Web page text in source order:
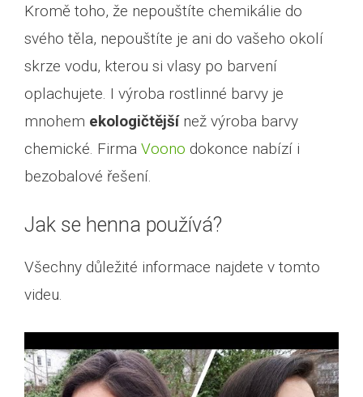
Kromě toho, že nepouštíte chemikálie do
svého těla, nepouštíte je ani do vašeho okolí
skrze vodu, kterou si vlasy po barvení
oplachujete. I výroba rostlinné barvy je
mnohem ekologičtějšínež výroba barvy
chemické. Firma Voono dokonce nabízí i
bezobalové řešení.
Jak se henna používá?
Všechny důležité informace najdete v tomto
videu.